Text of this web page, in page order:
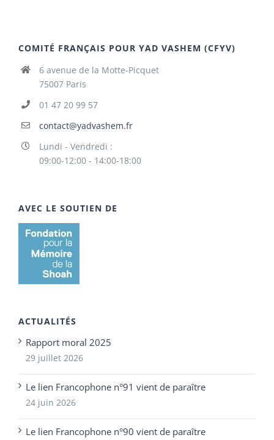
COMITÉ FRANÇAIS POUR YAD VASHEM (CFYV)
6 avenue de la Motte-Picquet
75007 Paris
01 47 20 99 57
contact@yadvashem.fr
Lundi - Vendredi :
09:00-12:00 - 14:00-18:00
AVEC LE SOUTIEN DE
ACTUALITÉS
Rapport moral 2025
29 juillet 2026
Le lien Francophone n°91 vient de paraître
24 juin 2026
Le lien Francophone n°90 vient de paraître